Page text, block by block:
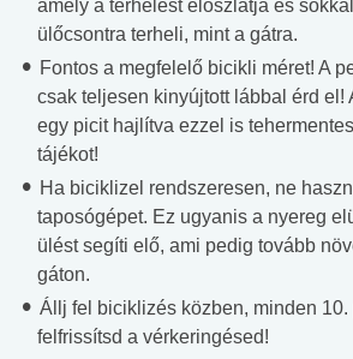
amely a terhelést eloszlatja és
ülőcsontra terheli, mint a gátra.
Fontos a megfelelő bicikli méret! A
csak teljesen kinyújtott lábbal érd el!
egy picit hajlítva ezzel is
tájékot!
Ha biciklizel rendszeresen, ne
taposógépet. Ez ugyanis a nyereg
ülést segíti elő, ami pedig tovább
gáton.
Állj fel biciklizés közben, minden 10.
felfrissítsd a vérkeringésed!